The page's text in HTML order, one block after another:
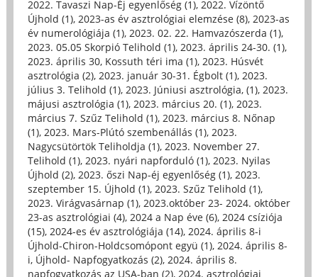
2022. Tavaszi Nap-Éj egyenlőség (1), 2022. Vízöntő
Újhold (1), 2023-as év asztrológiai elemzése (8), 2023-as
év numerológiája (1), 2023. 02. 22. Hamvazószerda (1),
2023. 05.05 Skorpió Telihold (1), 2023. április 24-30. (1),
2023. április 30, Kossuth téri ima (1), 2023. Húsvét
asztrológia (2), 2023. január 30-31. Égbolt (1), 2023.
július 3. Telihold (1), 2023. Júniusi asztrológia, (1), 2023.
májusi asztrológia (1), 2023. március 20. (1), 2023.
március 7. Szűz Telihold (1), 2023. március 8. Nőnap
(1), 2023. Mars-Plútó szembenállás (1), 2023.
Nagycsütörtök Teliholdja (1), 2023. November 27.
Telihold (1), 2023. nyári napforduló (1), 2023. Nyilas
Újhold (2), 2023. őszi Nap-éj egyenlőség (1), 2023.
szeptember 15. Újhold (1), 2023. Szűz Telihold (1),
2023. Virágvasárnap (1), 2023.október 23- 2024. október
23-as asztrológiai (4), 2024 a Nap éve (6), 2024 csíziója
(15), 2024-es év asztrológiája (14), 2024. április 8-i
Újhold-Chiron-Holdcsomópont együ (1), 2024. április 8-
i, Újhold- Napfogyatkozás (2), 2024. április 8.
napfogyatkozás az USA-ban (2), 2024. asztrológiai